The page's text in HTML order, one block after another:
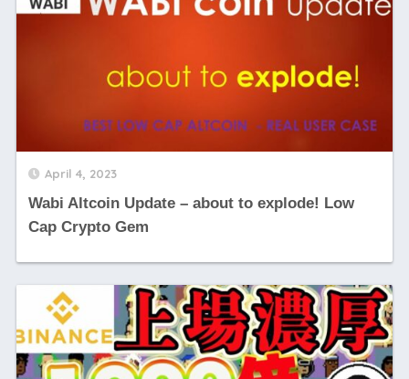
April 4, 2023
Wabi Altcoin Update – about to explode! Low
Cap Crypto Gem